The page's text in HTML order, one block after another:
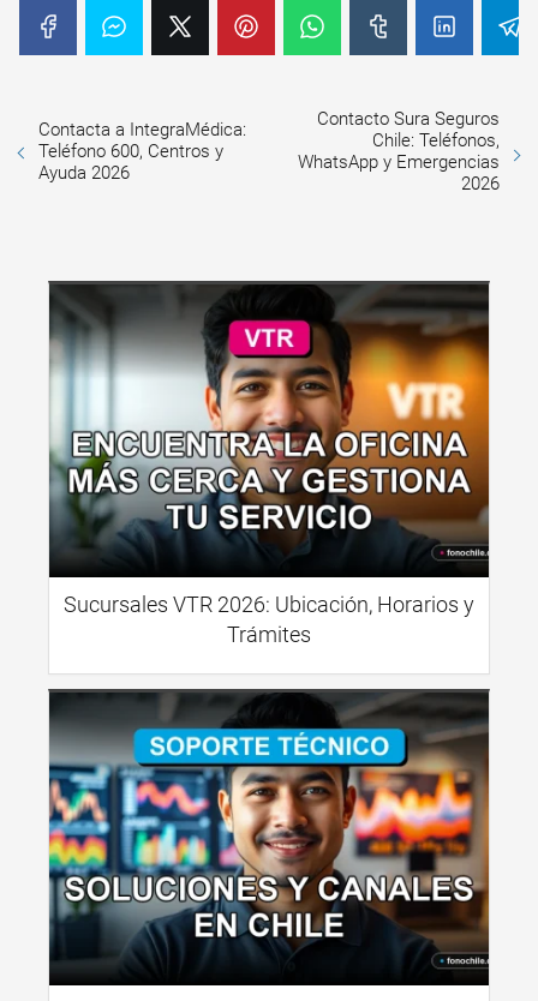
Contacta a IntegraMédica:
Teléfono 600, Centros y
Ayuda 2026
Contacto Sura Seguros
Chile: Teléfonos,
WhatsApp y Emergencias
2026
Sucursales VTR 2026: Ubicación, Horarios y
Trámites